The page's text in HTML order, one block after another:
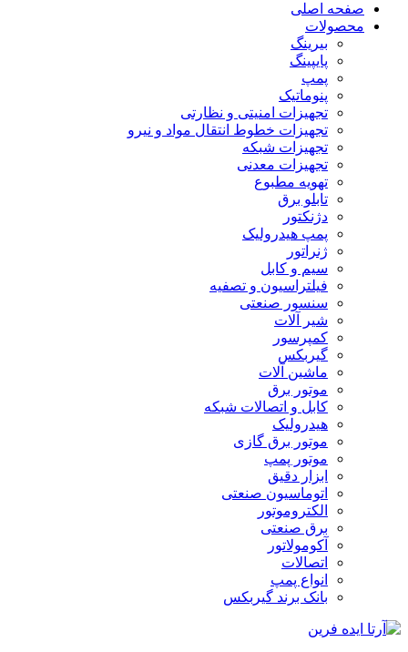
صفحه اصلی
محصولات
بیرینگ
پایپینگ
پمپ
پنوماتیک
تجهیزات امنیتی و نظارتی
تجهیزات خطوط انتقال مواد و نیرو
تجهیزات شبکه
تجهیزات معدنی
تهویه مطبوع
تابلو برق
دژنکتور
پمپ هیدرولیک
ژنراتور
سیم و کابل
فیلتراسیون و تصفیه
سنسور صنعتی
شیر آلات
کمپرسور
گیربکس
ماشین آلات
موتور برق
کابل و اتصالات شبکه
هیدرولیک
موتور برق گازی
موتور پمپ
ابزار دقیق
اتوماسیون صنعتی
الکتروموتور
برق صنعتی
آکومولاتور
اتصالات
انواع پمپ
بانک برند گیربکس